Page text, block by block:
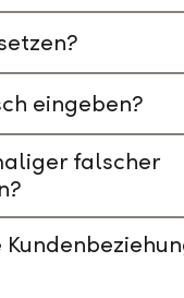
eingeben?
falscher